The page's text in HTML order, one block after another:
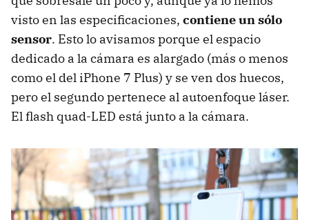
visto en las especificaciones, contiene un sólo
sensor. Esto lo avisamos porque el espacio
dedicado a la cámara es alargado (más o menos
como el del iPhone 7 Plus) y se ven dos huecos,
pero el segundo pertenece al autoenfoque láser.
El flash quad-LED está junto a la cámara.